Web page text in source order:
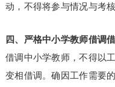
动，不得将参与情况与考核
四、严格中小学教师借调借
借调中小学教师，不得以
变相借调。确因工作需要